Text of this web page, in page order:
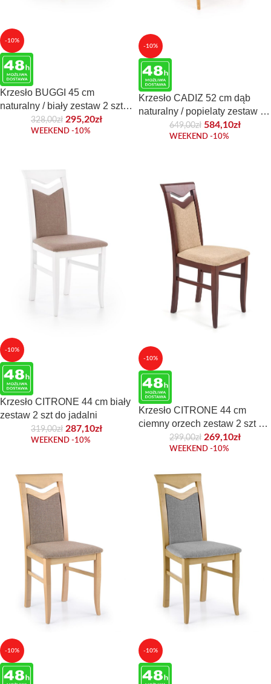
-10%
Krzesło BUGGI 45 cm
naturalny / biały zestaw 2 szt
do jadalni328,00zł 295,20zł
WEEKEND -10%
-10%
Krzesło CADIZ 52 cm dąb
naturalny / popielaty zestaw 2
szt do jadalni
649,00zł 584,10zł
WEEKEND -10%
-10%
Krzesło CITRONE 44 cm biały
zestaw 2 szt do jadalni
319,00zł 287,10zł
WEEKEND -10%
-10%
Krzesło CITRONE 44 cm
ciemny orzech zestaw 2 szt do
299,00zł 269,10zł
WEEKEND -10%
-10% -10%